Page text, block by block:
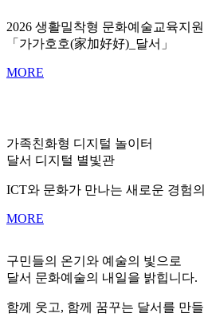
2026 생활밀착형 문화예술교육지
「가가호호(家加好好)_달서」
MORE
가족친화형 디지털 놀이터
달서 디지털 별빛관
ICT와 문화가 만나는 새로운 경험
MORE
구민들의 온기와 예술의 빛으로
달서 문화예술의 내일을 밝힙니다.
함께 웃고, 함께 꿈꾸는 달서를 만